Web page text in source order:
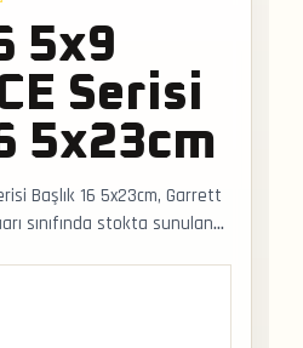
5x9
Serisi
5x23cm
Başlık 16 5x23cm, Garrett
sınıfında stokta sunulan
süresi ve operatör
teslimat desteğiyle satış ve